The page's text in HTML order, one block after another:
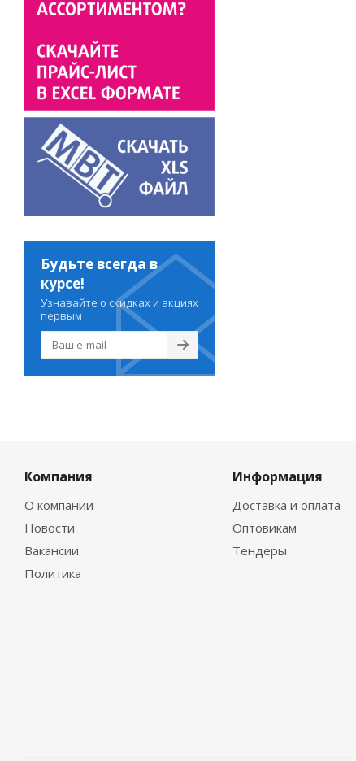
Будьте всегда в
курсе!
Узнавайте о скидках и акциях
первым
Компания
О компании
Новости
Вакансии
Политика
Информация
Доставка и оплата
Оптовикам
Тендеры